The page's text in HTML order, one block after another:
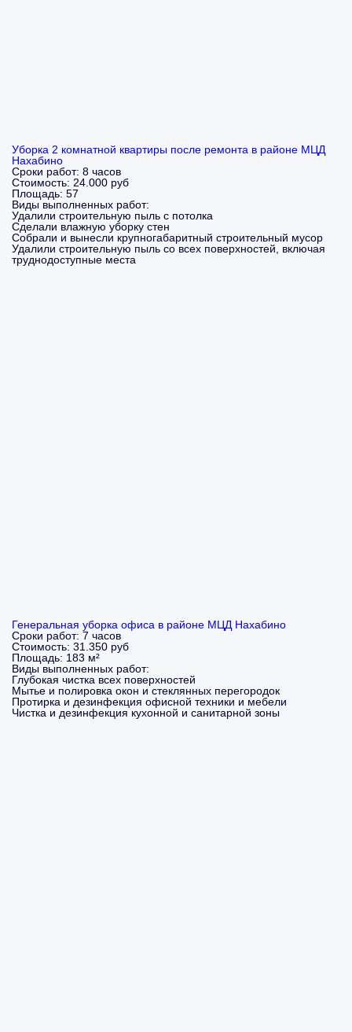
Уборка 2 комнатной квартиры после ремонта в районе МЦД
Нахабино
Сроки работ: 8 часов
Стоимость: 24.000 руб
Площадь: 57
Виды выполненных работ:
Удалили строительную пыль с потолка
Сделали влажную уборку стен
Собрали и вынесли крупногабаритный строительный мусор
Удалили строительную пыль со всех поверхностей, включая
труднодоступные места
Генеральная уборка офиса в районе МЦД Нахабино
Сроки работ: 7 часов
Стоимость: 31.350 руб
Площадь: 183 м²
Виды выполненных работ:
Глубокая чистка всех поверхностей
Мытье и полировка окон и стеклянных перегородок
Протирка и дезинфекция офисной техники и мебели
Чистка и дезинфекция кухонной и санитарной зоны